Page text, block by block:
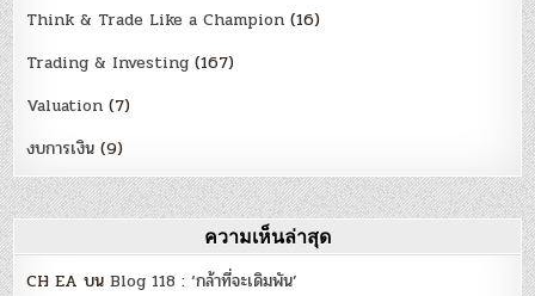
Think & Trade Like a Champion (16)
Trading & Investing (167)
Valuation (7)
งบการเงิน (9)
ความเห็นล่าสุด
CH EA บนBlog 118 : ‘กล้าที่จะเดิมพัน’